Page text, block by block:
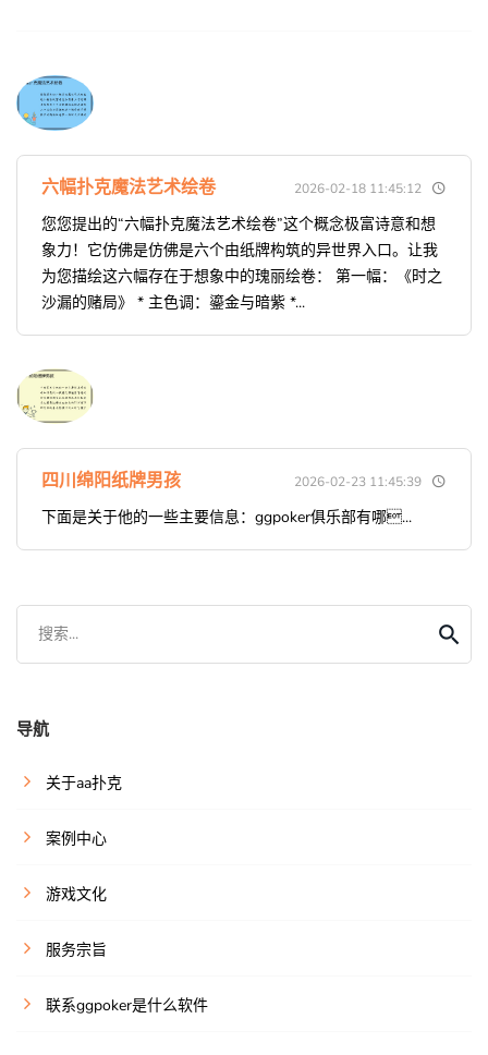
六幅扑克魔法艺术绘卷 2026-02-18 11:45:12
您您提出的“六幅扑克魔法艺术绘卷”这个概念极富诗意和想
象力！它仿佛是仿佛是六个由纸牌构筑的异世界入口。让我
为您描绘这六幅存在于想象中的瑰丽绘卷： 第一幅：《时之
沙漏的赌局》 * 主色调：鎏金与暗紫 *...
四川绵阳纸牌男孩 2026-02-23 11:45:39
下面是关于他的一些主要信息：ggpoker俱乐部有哪...
搜索...
导航
关于aa扑克
案例中心
游戏文化
服务宗旨
联系ggpoker是什么软件